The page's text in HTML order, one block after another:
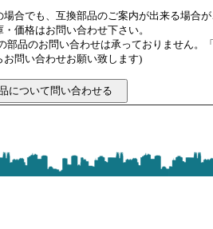
場合でも、互換部品のご案内が出来る場合
価格はお問い合わせ下さい。
部品のお問い合わせは承っておりません。
お問い合わせお願い致します)